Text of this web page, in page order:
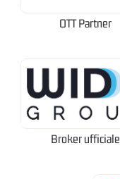
OTT Partner
Broker ufficiale